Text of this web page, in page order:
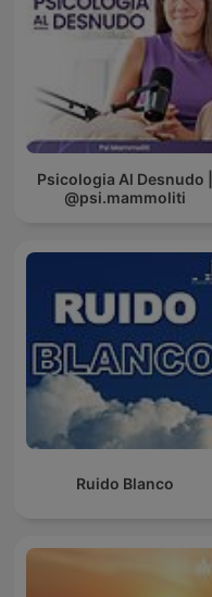
Psicologia Al Desnudo |
@psi.mammoliti
Ruido Blanco